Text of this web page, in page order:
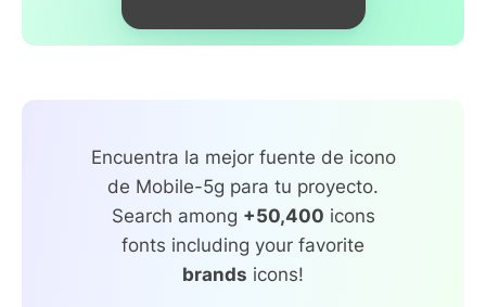
Encuentra la mejor fuente de icono
de Mobile-5g para tu proyecto.
Search among +50,400 icons
fonts including your favorite
brands icons!